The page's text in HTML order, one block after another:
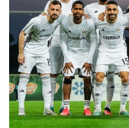
Layihə
Formula 1
İdman növləri